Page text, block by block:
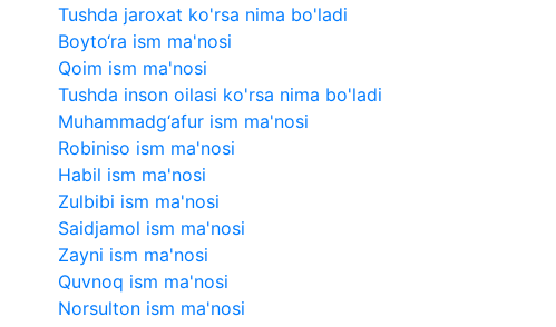
Tushda jaroxat ko'rsa nima bo'ladi
Boyto‘ra ism ma'nosi
Qoim ism ma'nosi
Tushda inson oilasi ko'rsa nima bo'ladi
Muhammadg‘afur ism ma'nosi
Robiniso ism ma'nosi
Habil ism ma'nosi
Zulbibi ism ma'nosi
Saidjamol ism ma'nosi
Zayni ism ma'nosi
Quvnoq ism ma'nosi
Norsulton ism ma'nosi